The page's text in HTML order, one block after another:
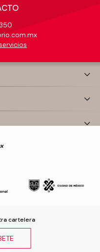
cartelera